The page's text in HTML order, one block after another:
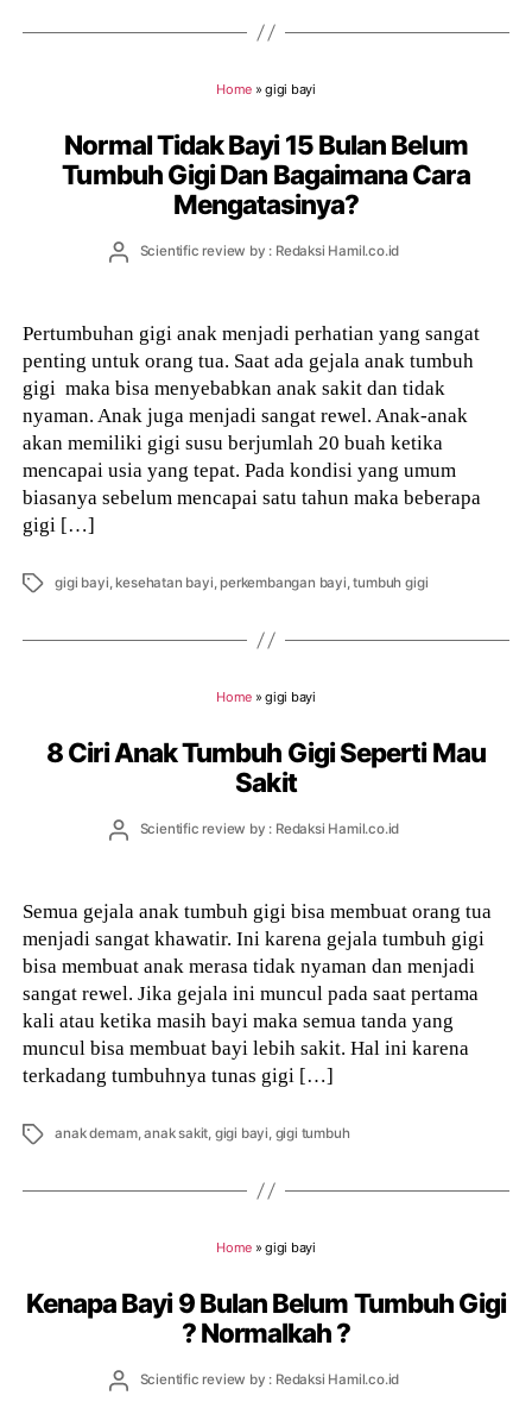
Home »gigi bayi
Normal Tidak Bayi 15 Bulan Belum
Tumbuh Gigi Dan Bagaimana Cara
Mengatasinya?
PostScientific review by : Redaksi Hamil.co.id
Pertumbuhan gigi anak menjadi perhatian yang sangat
penting untuk orang tua. Saat ada gejala anak tumbuh
gigi maka bisa menyebabkan anak sakit dan tidak
nyaman. Anak juga menjadi sangat rewel. Anak-anak
akan memiliki gigi susu berjumlah 20 buah ketika
mencapai usia yang tepat. Pada kondisi yang umum
biasanya sebelum mencapai satu tahun maka beberapa
gigi […]
Tags gigi bayi, kesehatan bayi,perkembangan bayi,tumbuh gigi
Home »gigi bayi
8 Ciri Anak Tumbuh Gigi Seperti Mau
Sakit
PostScientific review by : Redaksi Hamil.co.id
Semua gejala anak tumbuh gigi bisa membuat orang tua
menjadi sangat khawatir. Ini karena gejala tumbuh gigi
bisa membuat anak merasa tidak nyaman dan menjadi
sangat rewel. Jika gejala ini muncul pada saat pertama
kali atau ketika masih bayi maka semua tanda yang
muncul bisa membuat bayi lebih sakit. Hal ini karena
terkadang tumbuhnya tunas gigi […]
Tags anak demam,anak sakit, gigi bayi, gigi tumbuh
Home »gigi bayi
Kenapa Bayi 9 Bulan Belum Tumbuh Gigi
? Normalkah ?
PostScientific review by : Redaksi Hamil.co.id